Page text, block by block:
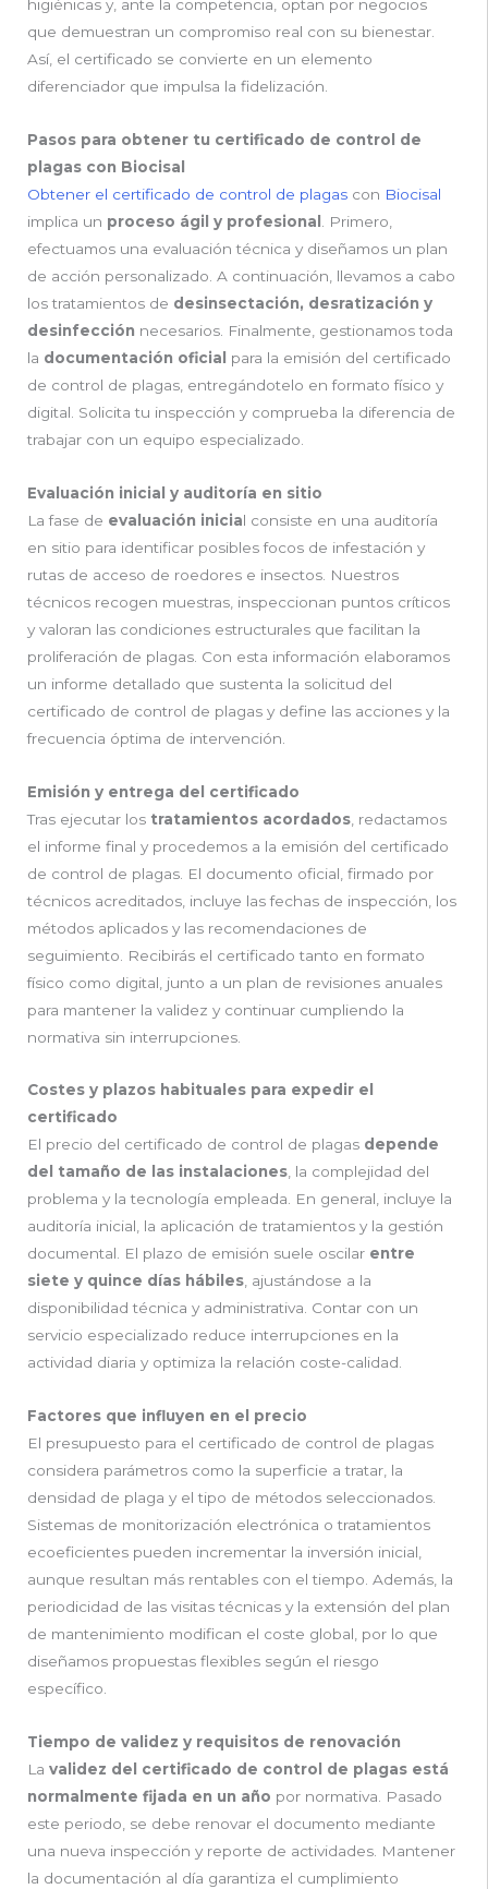
higiénicas y, ante la competencia, optan por negocios
que demuestran un compromiso real con su bienestar.
Así, el certificado se convierte en un elemento
diferenciador que impulsa la fidelización.
Pasos para obtener tu certificado de control de
plagas con Biocisal
Obtener el certificado de control de plagas con Biocisal
implica un proceso ágil y profesional
. Primero,
efectuamos una evaluación técnica y diseñamos un plan
de acción personalizado. A continuación, llevamos a cabo
los tratamientos de desinsectación, desratización y
desinfección necesarios. Finalmente, gestionamos toda
la documentación oficial para la emisión del certificado
de control de plagas, entregándotelo en formato físico y
digital. Solicita tu inspección y comprueba la diferencia de
trabajar con un equipo especializado.
Evaluación inicial y auditoría en sitio
La fase de evaluación inicial consiste en una auditoría
en sitio para identificar posibles focos de infestación y
rutas de acceso de roedores e insectos. Nuestros
técnicos recogen muestras, inspeccionan puntos críticos
y valoran las condiciones estructurales que facilitan la
proliferación de plagas. Con esta información elaboramos
un informe detallado que sustenta la solicitud del
certificado de control de plagas y define las acciones y la
frecuencia óptima de intervención.
Emisión y entrega del certificado
Tras ejecutar los tratamientos acordados , redactamos
el informe final y procedemos a la emisión del certificado
de control de plagas. El documento oficial, firmado por
técnicos acreditados, incluye las fechas de inspección, los
métodos aplicados y las recomendaciones de
seguimiento. Recibirás el certificado tanto en formato
físico como digital, junto a un plan de revisiones anuales
para mantener la validez y continuar cumpliendo la
normativa sin interrupciones.
Costes y plazos habituales para expedir el
certificado
El precio del certificado de control de plagas depende
del tamaño de las instalaciones, la complejidad del
problema y la tecnología empleada. En general, incluye la
auditoría inicial, la aplicación de tratamientos y la gestión
documental. El plazo de emisión suele oscilar entre
siete y quince días hábiles, ajustándose a la
disponibilidad técnica y administrativa. Contar con un
servicio especializado reduce interrupciones en la
actividad diaria y optimiza la relación coste-calidad.
Factores que influyen en el precio
El presupuesto para el certificado de control de plagas
considera parámetros como la superficie a tratar, la
densidad de plaga y el tipo de métodos seleccionados.
Sistemas de monitorización electrónica o tratamientos
ecoeficientes pueden incrementar la inversión inicial,
aunque resultan más rentables con el tiempo. Además, la
periodicidad de las visitas técnicas y la extensión del plan
de mantenimiento modifican el coste global, por lo que
diseñamos propuestas flexibles según el riesgo
específico.
Tiempo de validez y requisitos de renovación
La validez del certificado de control de plagas está
normalmente fijada en un año por normativa. Pasado
este periodo, se debe renovar el documento mediante
una nueva inspección y reporte de actividades. Mantener
la documentación al día garantiza el cumplimiento